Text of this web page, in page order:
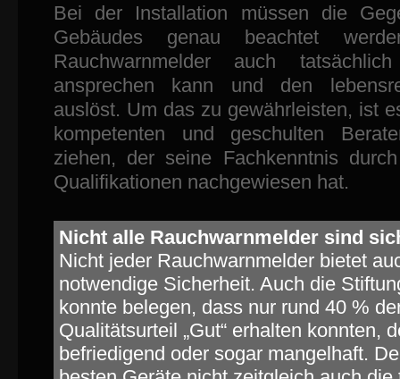
Bei der Installation müssen die
Gebäudes genau beachtet
Rauchwarnmelder auch
ansprechen kann und den
auslöst. Um das zu gewährleisten, ist
kompetenten und geschulten
ziehen, der seine Fachkenntnis
Qualifikationen nachgewiesen hat.
Nicht alle Rauchwarnmelder sind
Nicht jeder Rauchwarnmelder bietet
notwendige Sicherheit. Auch die
konnte belegen, dass nur rund 40 %
Qualitätsurteil „Gut“ erhalten konnten,
befriedigend oder sogar mangelhaft.